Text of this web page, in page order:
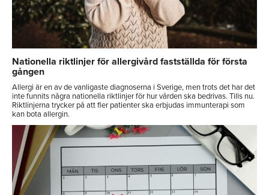
Nationella riktlinjer för allergivård fastställda för första
gången
Allergi är en av de vanligaste diagnoserna i Sverige, men trots det har det
inte funnits några nationella riktlinjer för hur vården ska bedrivas. Tills nu.
Riktlinjerna trycker på att fler patienter ska erbjudas immunterapi som
kan bota allergin.